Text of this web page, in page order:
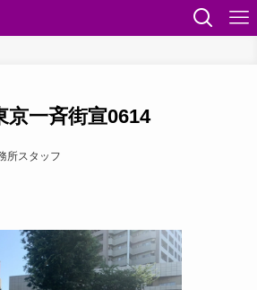
京一斉街宣0614
所スタッフ